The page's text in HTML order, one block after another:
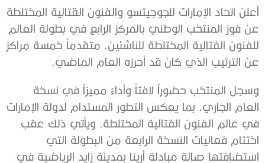
أعلن اتحاد الإمارات للجوجيتسو والفنون القتالية المختلطة
عن فوز المنتخب الوطني بالمركز الرابع في بطولة العالم
للفنون القتالية المختلطة للناشئين، متقدماً خمسة مراكز
عن الترتيب الذي كان قد أحرزه العام الماضي.
وسجل المنتخب حضوراً لافتاً وأداءً مميزاً في نسخة
العام الجاري، بما يعكس التطور المستدام لدولة الإمارات
في عالم الفنون القتالية المختلطة. ويأتي ذلك عقب
اختتام فعاليات النسخة الرابعة من البطولة التي
استضافتها صالة مبادلة أرينا بمدينة زايد الرياضية في